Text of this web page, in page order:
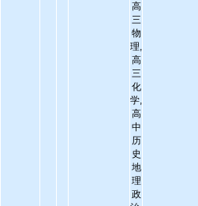
高
三
物
理,
高
三
化
学,
高
中
历
史
地
理
政